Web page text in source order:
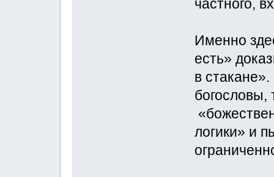
частного,
Именно
есть»
в
богословы,
логики» и